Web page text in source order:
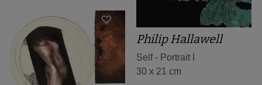
Philip Hallawell
Self - Portrait I
30 x 21 cm